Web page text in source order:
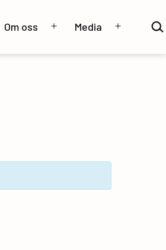
Om oss
ÖppnaMedia
Öppna
Sök
…